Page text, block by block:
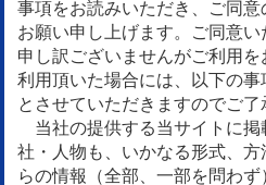
事項をお読みいただき、ご同意
お願い申し上げます。ご同意
申し訳ございませんがご利用
利用頂いた場合には、以下の
とさせていただきますのでご了
当社の提供する当サイトに掲
社・人物も、いかなる形式、
らの情報（全部、一部を問わ